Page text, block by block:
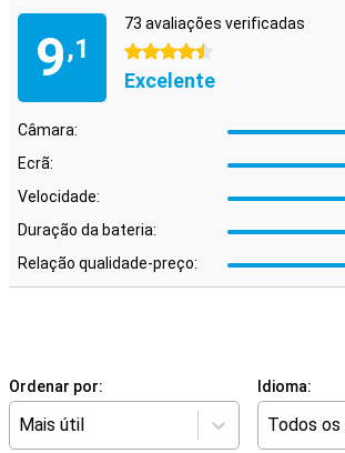
9,1
73 avaliações verificadas
4.5 estrelas
Excelente
Câmara:
Ecrã:
Velocidade:
Duração da bateria:
Relação qualidade-preço:
Ordenar por:
Mais útil
Idioma:
Todos os